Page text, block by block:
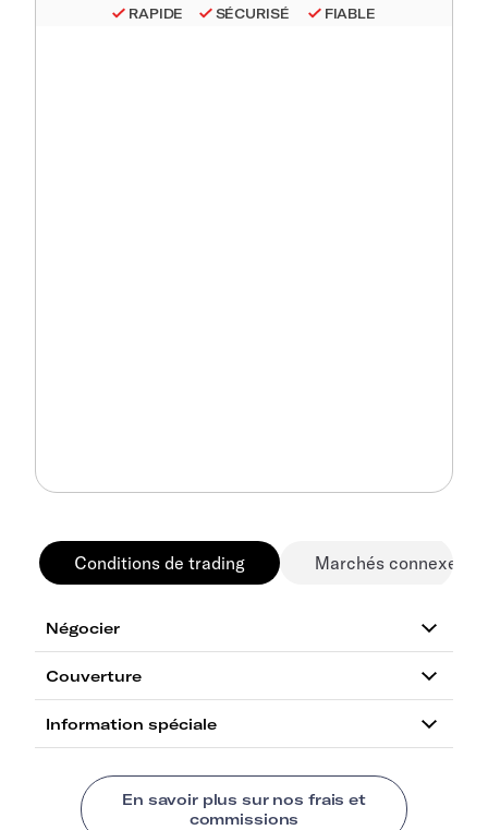
RAPIDE SÉCURISÉ FIABLE
Conditions de trading Marchés connexes